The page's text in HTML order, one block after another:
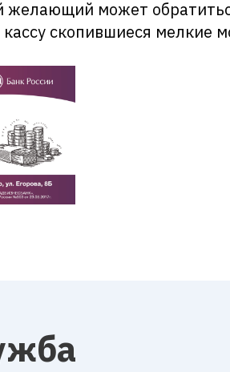
желающий может
кассу скопившиеся